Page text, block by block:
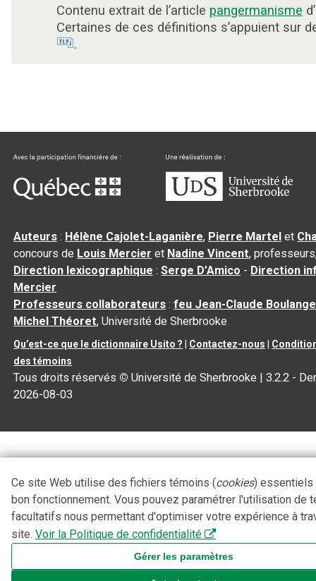
Contenu extrait de l’article pangermanisme
Certaines de ces définitions s’appuient sur
.
Auteurs : Hélène Cajolet-Laganière, Pierre Martel et
concours de Louis Mercier et Nadine Vincent,
Direction lexicographique :Serge D’Amico - Direction
Mercier
Professeurs collaborateurs :feu Jean-Claude
Michel Théoret, Université de Sherbrooke
Qu’est-ce que le dictionnaire Usito ? Contactez-nous
des témoins
Tous droits réservés © Université de Sherbrooke |3.2.2 -
2026-08-03
Ce site Web utilise des fichiers témoins (cookies) essentiels
bon fonctionnement. Vous pouvez paramétrer l'utilisation de
facultatifs nous permettant d'optimiser votre expérience à
site. Voir la Politique de confidentialité
Gérer les paramètres